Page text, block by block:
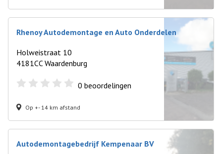
Rhenoy Autodemontage en Auto Onderdelen
Holweistraat 10
4181CC Waardenburg
0 beoordelingen
Op +- 14 km afstand
Autodemontagebedrijf Kempenaar BV